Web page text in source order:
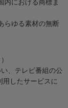
内における商標ま
らゆる素材の無断
、テレビ番組の公
用したサービスに